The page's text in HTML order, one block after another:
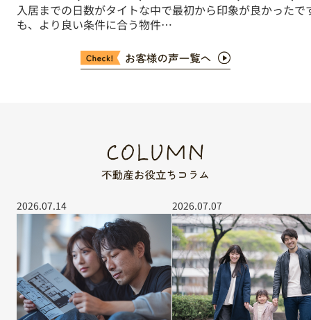
入居までの日数がタイトな中で
も、より良い条件に合う物件が
ただき助かりました。
最初から印象が良かったで
2026.07.14 2026.07.07